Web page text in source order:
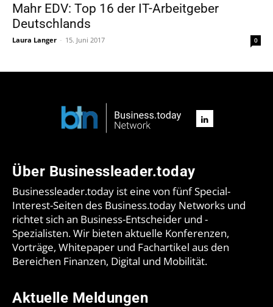
Mahr EDV: Top 16 der IT-Arbeitgeber
Deutschlands
Laura Langer - 15. Juni 2017 0
Über Businessleader.today
Businessleader.today ist eine von fünf Special-
Interest-Seiten des Business.today Networks und
richtet sich an Business-Entscheider und -
Spezialisten. Wir bieten aktuelle Konferenzen,
Vorträge, Whitepaper und Fachartikel aus den
Bereichen Finanzen, Digital und Mobilität.
Aktuelle Meldungen